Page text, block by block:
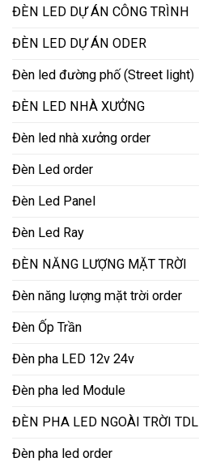
ĐÈN LED DỰ ÁN CÔNG TRÌNH
ĐÈN LED DỰ ÁN ODER
Đèn led đường phố (Street light)
ĐÈN LED NHÀ XƯỞNG
Đèn led nhà xưởng order
Đèn Led order
Đèn Led Panel
Đèn Led Ray
ĐÈN NĂNG LƯỢNG MẶT TRỜI
Đèn năng lượng mặt trời order
Đèn Ốp Trần
Đèn pha LED 12v 24v
Đèn pha led Module
ĐÈN PHA LED NGOÀI TRỜI TDL
Đèn pha led order